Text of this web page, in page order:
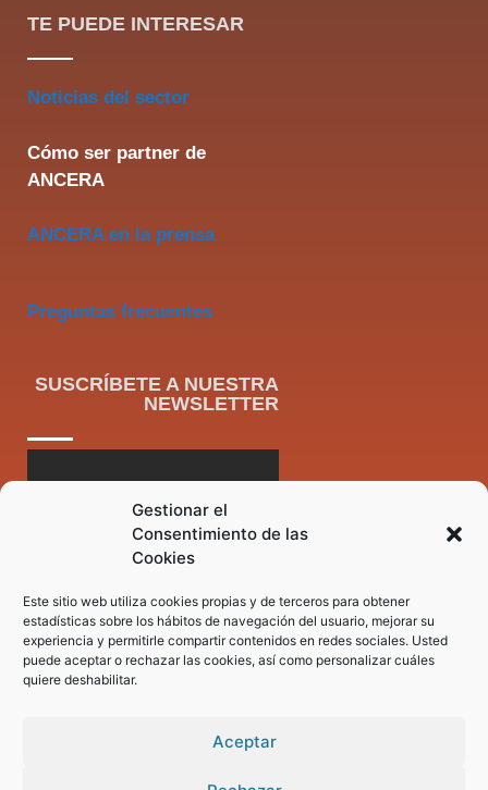
Gestionar el
Consentimiento de las
Cookies
Este sitio web utiliza cookies propias y de terceros para obtener
estadísticas sobre los hábitos de navegación del usuario, mejorar su
experiencia y permitirle compartir contenidos en redes sociales. Usted
puede aceptar o rechazar las cookies, así como personalizar cuáles
quiere deshabilitar.
Aceptar
TE PUEDE INTERESAR
Noticias del sector
Cómo ser partner de
ANCERA
ANCERA en la prensa
Preguntas frecuentes
SUSCRÍBETE A NUESTRA
NEWSLETTER